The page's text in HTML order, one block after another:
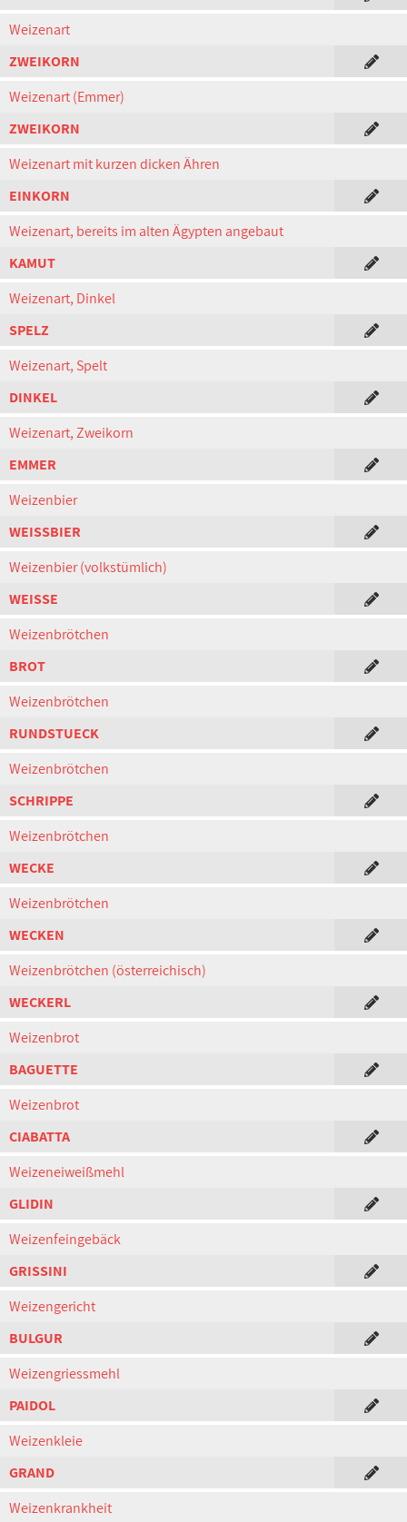
Weizenart
ZWEIKORN
Weizenart (Emmer)
ZWEIKORN
Weizenart mit kurzen dicken Ähren
EINKORN
Weizenart, bereits im alten Ägypten angebaut
KAMUT
Weizenart, Dinkel
SPELZ
Weizenart, Spelt
DINKEL
Weizenart, Zweikorn
EMMER
Weizenbier
WEISSBIER
Weizenbier (volkstümlich)
WEISSE
Weizenbrötchen
BROT
Weizenbrötchen
RUNDSTUECK
Weizenbrötchen
SCHRIPPE
Weizenbrötchen
WECKE
Weizenbrötchen
WECKEN
Weizenbrötchen (österreichisch)
WECKERL
Weizenbrot
BAGUETTE
Weizenbrot
CIABATTA
Weizeneiweißmehl
GLIDIN
Weizenfeingebäck
GRISSINI
Weizengericht
BULGUR
Weizengriessmehl
PAIDOL
Weizenkleie
GRAND
Weizenkrankheit